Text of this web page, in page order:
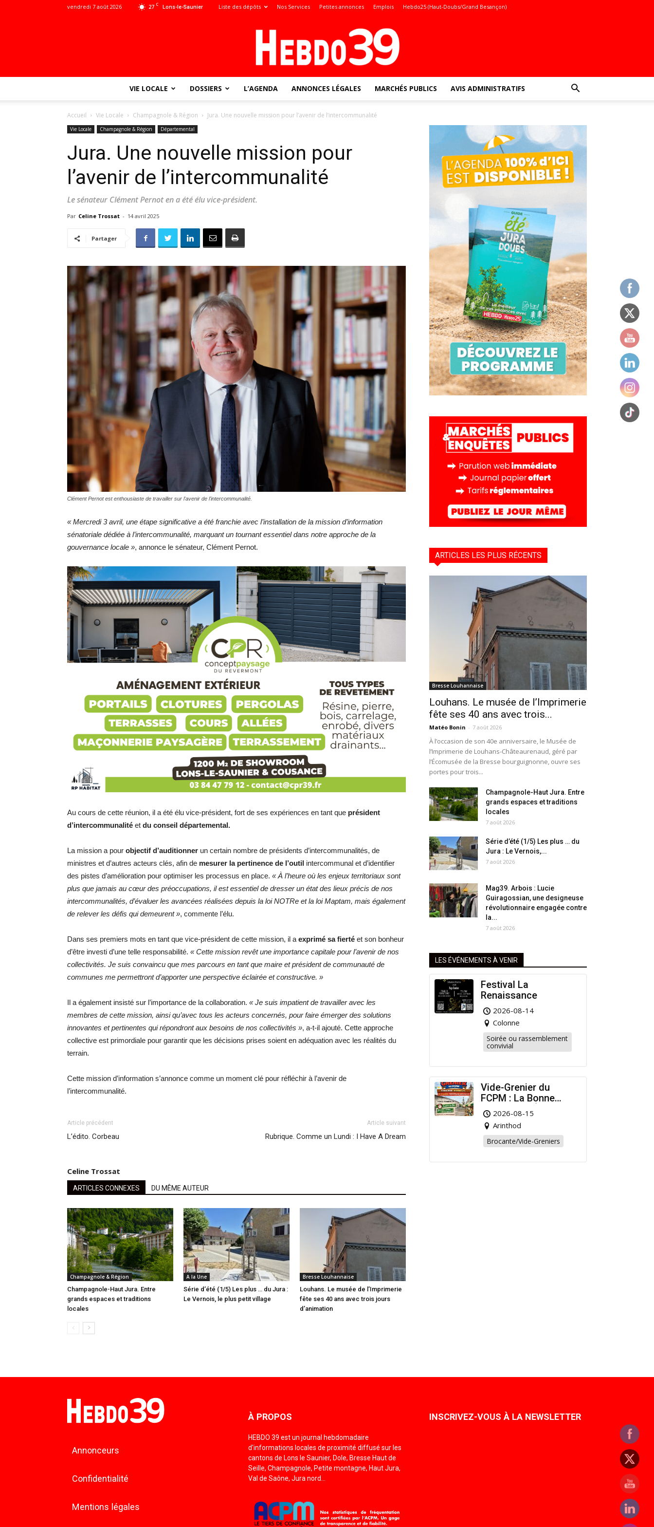
27 C Lons-le-Saunier
vendredi 7 août 2026 Liste des dépôts Nos Services Petites annonces Emplois Hebdo25 (Haut-Doubs/Grand Besançon)
locale
Hebdo39
VIE LOCALE DOSSIERS L’AGENDA ANNONCES LÉGALES MARCHÉS PUBLICS AVIS ADMINISTRATIFS
Accueil Vie Locale Champagnole & Région Jura. Une nouvelle mission pour l’avenir de l’intercommunalité
Vie Locale Champagnole & Région Départemental
Jura. Une nouvelle mission pour
l’avenir de l’intercommunalité
Le sénateur Clément Pernot en a été élu vice-président.
Par Celine Trossat - 14 avril 2025
Partager
Clément Pernot est enthousiaste de travailler sur l'avenir de l'intercommunalité.
« Mercredi 3 avril, une étape significative a été franchie avec l’installation de la mission d’information
sénatoriale dédiée à l’intercommunalité, marquant un tournant essentiel dans notre approche de la
gouvernance locale », annonce le sénateur, Clément Pernot.
Au cours de cette réunion, il a été élu vice-président, fort de ses expériences en tant que président
d’intercommunalité et du conseil départemental.
La mission a pour objectif d’auditionner un certain nombre de présidents d’intercommunalités, de
ministres et d’autres acteurs clés, afin de mesurer la pertinence de l’outil intercommunal et d’identifier
des pistes d’amélioration pour optimiser les processus en place. « À l’heure où les enjeux territoriaux sont
plus que jamais au cœur des préoccupations, il est essentiel de dresser un état des lieux précis de nos
intercommunalités, d’évaluer les avancées réalisées depuis la loi NOTRe et la loi Maptam, mais également
de relever les défis qui demeurent », commente l’élu.
Dans ses premiers mots en tant que vice-président de cette mission, il a exprimé sa fierté et son bonheur
d’être investi d’une telle responsabilité. « Cette mission revêt une importance capitale pour l’avenir de nos
collectivités. Je suis convaincu que mes parcours en tant que maire et président de communauté de
communes me permettront d’apporter une perspective éclairée et constructive. »
Il a également insisté sur l’importance de la collaboration. « Je suis impatient de travailler avec les
membres de cette mission, ainsi qu’avec tous les acteurs concernés, pour faire émerger des solutions
innovantes et pertinentes qui répondront aux besoins de nos collectivités », a-t-il ajouté. Cette approche
collective est primordiale pour garantir que les décisions prises soient en adéquation avec les réalités du
terrain.
Cette mission d’information s’annonce comme un moment clé pour réfléchir à l’avenir de
l’intercommunalité.
Article précédent
L’édito. Corbeau
Article suivant
Rubrique. Comme un Lundi : I Have A Dream
Celine Trossat
ARTICLES CONNEXES DU MÊME AUTEUR
Champagnole & Région
Champagnole-Haut Jura. Entre
grands espaces et traditions
locales
A la Une
Série d’été (1/5) Les plus … du Jura :
Le Vernois, le plus petit village
Bresse Louhannaise
Louhans. Le musée de l’Imprimerie
fête ses 40 ans avec trois jours
d’animation
ARTICLES LES PLUS RÉCENTS
Bresse Louhannaise
Louhans. Le musée de l’Imprimerie
fête ses 40 ans avec trois...
Matéo Bonin - 7 août 2026
À l’occasion de son 40e anniversaire, le Musée de
l’Imprimerie de Louhans-Châteaurenaud, géré par
l’Écomusée de la Bresse bourguignonne, ouvre ses
portes pour trois...
Champagnole-Haut Jura. Entre
grands espaces et traditions
locales
7 août 2026
Série d’été (1/5) Les plus … du
Jura : Le Vernois,...
7 août 2026
Mag39. Arbois : Lucie
Guiragossian, une designeuse
révolutionnaire engagée contre
la...
7 août 2026
LES ÉVÉNEMENTS À VENIR
Festival La
Renaissance
2026-08-14
Colonne
Soirée ou rassemblement
convivial
Vide-Grenier du
FCPM : La Bonne
Affaire de l’Été à
Arinthod !
2026-08-15
Arinthod
Brocante/Vide-Greniers